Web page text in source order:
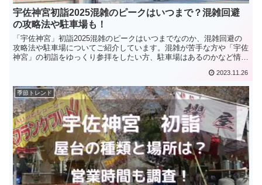
宇佐神宮初詣2025混雑のピークはいつまで？混雑回避
の攻略法や駐車場も！
「宇佐神宮」初詣2025混雑のピークはいつまでなのか、混雑回避の
攻略法や駐車場についてご紹介しています。混雑が苦手な方や「宇佐
神宮」の初詣をゆっくり参拝をしたい方、駐車場はあるのかなど情報
2023.11.26
季節トレンド